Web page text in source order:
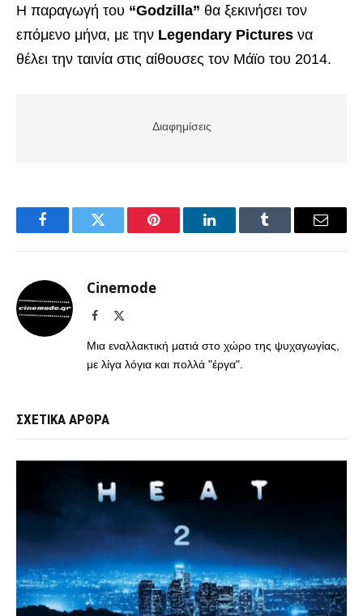
Η παραγωγή του “Godzilla” θα ξεκινήσει τον
επόμενο μήνα, με την Legendary Pictures να
θέλει την ταινία στις αίθουσες τον Μάϊο του 2014.
Διαφημίσεις
FacebookTwitter Pinterest LinkedInTumblr Email
Cinemode
Facebook
Μια εναλλακτική ματιά στο χώρο της ψυχαγωγίας,
με λίγα λόγια και πολλά "έργα".
ΣΧΕΤΙΚΑ ΑΡΘΡΑ